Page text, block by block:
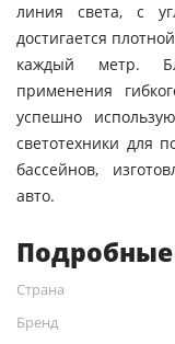
линия света, с
достигается
каждый метр.
применения
успешно
светотехники для
бассейнов,
авто.
Страна
Бренд